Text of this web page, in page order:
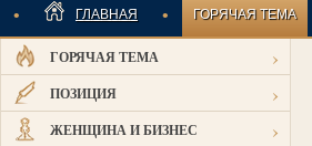
• ГЛАВНАЯ • ГОРЯЧАЯ ТЕМА
ИНДУСТРИАЛЬНАЯ
ГОРЯЧАЯ ТЕМА ›
ПОЗИЦИЯ ›
ЖЕНЩИНА И БИЗНЕС ›